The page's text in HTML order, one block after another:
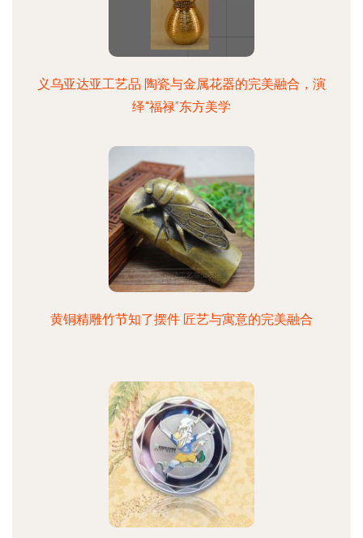
义乌亚达亚工艺品 陶瓷与金属花器的完美融合，演
绎“福禄”东方美学
黄铜精雕竹节知了摆件 匠艺与寓意的完美融合